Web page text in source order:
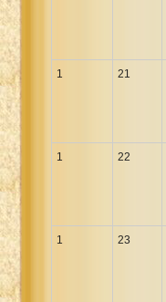
1 21
1 22
1 23